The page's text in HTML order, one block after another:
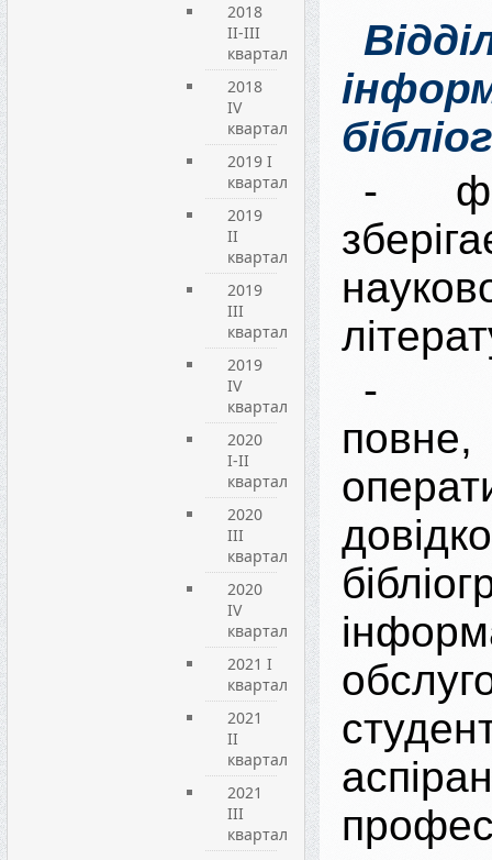
2018
II-III
квартал
2018
IV
квартал
2019 I
квартал
2019
ІI
квартал
2019
ІIІ
квартал
2019
IV
квартал
2020
I-II
квартал
2020
III
квартал
2020
IV
квартал
2021 I
квартал
2021
ІІ
квартал
2021
ІІІ
квартал
-
-